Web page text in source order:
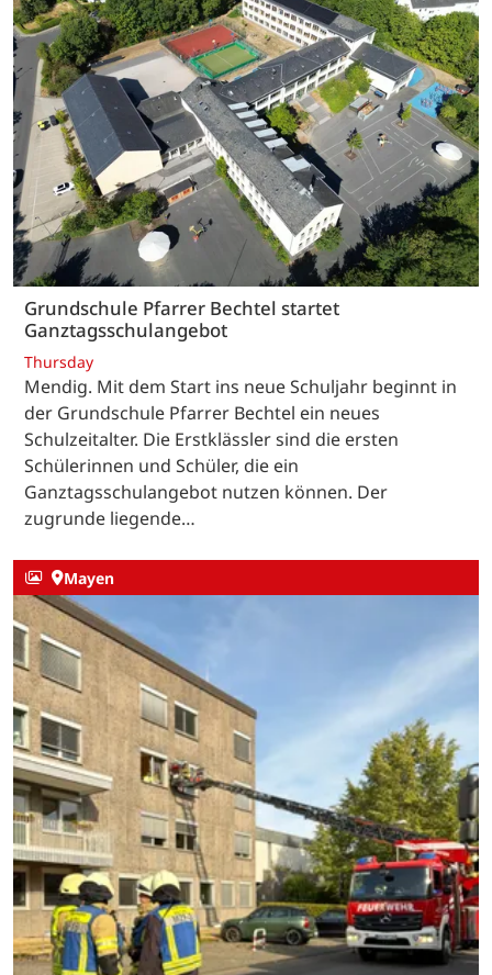
Grundschule Pfarrer Bechtel startet
Ganztagsschulangebot
Thursday
Mendig. Mit dem Start ins neue Schuljahr beginnt in
der Grundschule Pfarrer Bechtel ein neues
Schulzeitalter. Die Erstklässler sind die ersten
Schülerinnen und Schüler, die ein
Ganztagsschulangebot nutzen können. Der
zugrunde liegende…
Mayen